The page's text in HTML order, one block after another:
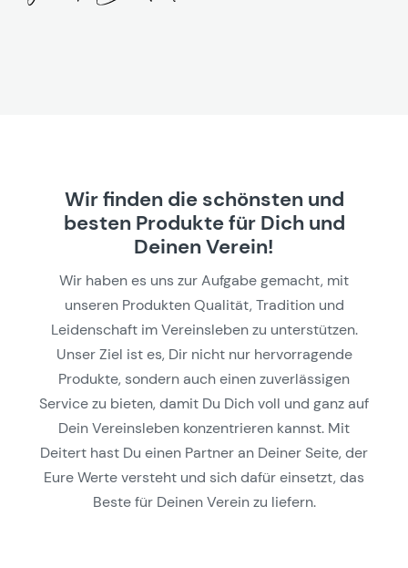
Wir finden die schönsten und
besten Produkte für Dich und
Deinen Verein!
Wir haben es uns zur Aufgabe gemacht, mit
unseren Produkten Qualität, Tradition und
Leidenschaft im Vereinsleben zu unterstützen.
Unser Ziel ist es, Dir nicht nur hervorragende
Produkte, sondern auch einen zuverlässigen
Service zu bieten, damit Du Dich voll und ganz auf
Dein Vereinsleben konzentrieren kannst. Mit
Deitert hast Du einen Partner an Deiner Seite, der
Eure Werte versteht und sich dafür einsetzt, das
Beste für Deinen Verein zu liefern.